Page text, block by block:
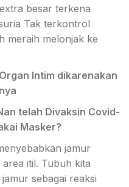
besar terkena
Tak terkontrol
meraih melonjak ke
Intim dikarenakan
telah Divaksin Covid-
Masker?
jamur
itil. Tubuh kita
sebagai reaksi